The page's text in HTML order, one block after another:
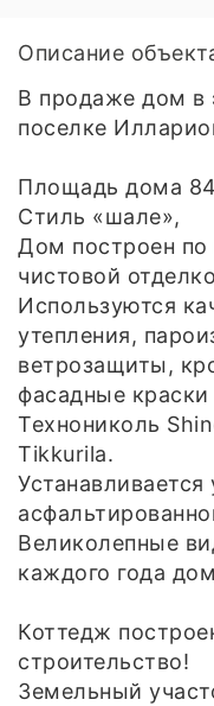
Описание
В продаже дом в
поселке
Площадь дома
Стиль «шале»,
Дом построен по
чистовой
Используются
утепления,
ветрозащиты,
фасадные
Технониколь
Tikkurila.
Великолепные
каждого года
Коттедж
строительство!
Земельный